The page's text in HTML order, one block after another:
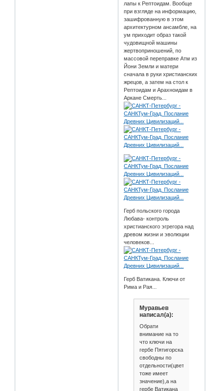
лапы к Рептоидам. Вообще
при взгляде на информацию,
зашифрованную в этом
архитектурном ансамбле, на
ум приходит образ такой
чудовищной машины
жертвоприношений, по
массовой переправке Атм из
Йони Земли и матери
сначала в руки христианских
жрецов, а затем на стол к
Рептоидам и Арахноидам в
Аркане Смерть...
Герб польского города
Любава- контроль
христианского эгрегора над
древом жизни и эволюции
человеков...
Герб Ватикана. Ключи от
Рима и Рая...
Муравьев
написал(а):
Обрати
внимание на то
что ключи на
гербе Пятигорска
свободны по
отдельности(цвет
тоже имеет
значение),а на
гербе Ватикана